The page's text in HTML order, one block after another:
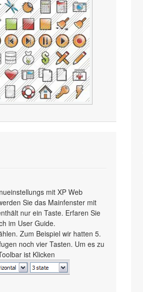
mit XP Web
Sie das Mainfenster mit
nur ein Taste. Erfaren Sie
im User Guide.
Zum Beispiel wir hatten 5.
noch vier Tasten. Um es zu
ist Klicken